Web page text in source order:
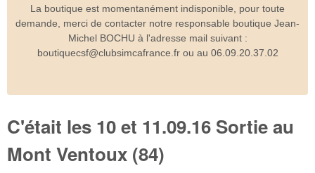
La boutique est momentanément indisponible, pour toute
demande, merci de contacter notre responsable boutique Jean-
Michel BOCHU à l'adresse mail suivant :
boutiquecsf@clubsimcafrance.fr ou au 06.09.20.37.02
C'était les 10 et 11.09.16 Sortie au
Mont Ventoux (84)